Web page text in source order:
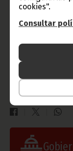
cookies".
Consultar
suelo
Texto y fotos:
Oficina de
Aviso: La
imágenes que lo
lugar, con la
(Oficina de